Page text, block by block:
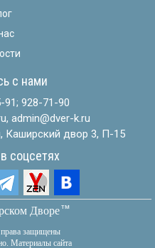
с нами
91; 928-71-90
admin@dver-k.ru
двор 3, П-15
соцсетях
Дворетм
защищены
Материалы сайта